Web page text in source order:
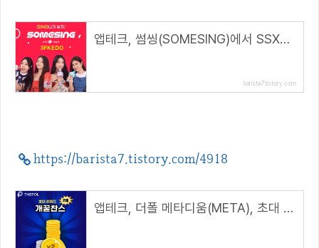
앱테크, 썸씽(SOMESING)에서 SSX코인 받는 방법( 추천코드 : 3FKEDO )
barista7.tistory.com
https://barista7.tistory.com/4918
앱테크, 더폴 메타디움(META), 초대 리워드 2배 개꿀찬스